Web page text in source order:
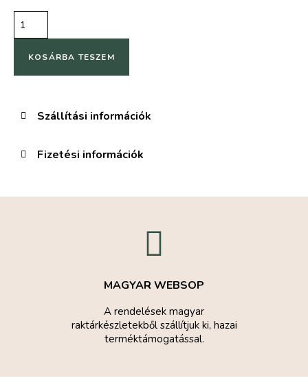
KOSÁRBA TESZEM
Szállítási információk
Fizetési információk
MAGYAR WEBSOP
A rendelések magyar
raktárkészletekből szállítjuk ki, hazai
terméktámogatással.